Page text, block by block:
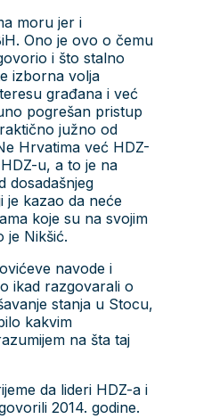
moru jer i
Ono je ovo o čemu
i što stalno
izborna volja
građana i već
pogrešan pristup
južno od
Hrvatima već HDZ-
u, a to je na
dosadašnjeg
je kazao da neće
koje su na svojim
je Nikšić.
navode i
ikad razgovarali o
stanja u Stocu,
kakvim
na šta taj
da lideri HDZ-a i
2014. godine.